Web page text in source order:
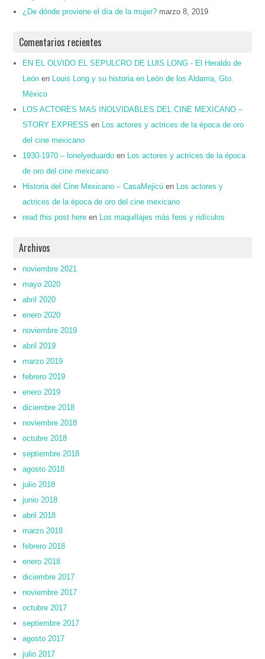
¿De dónde proviene el día de la mujer? marzo 8, 2019
Comentarios recientes
EN EL OLVIDO EL SEPULCRO DE LUIS LONG - El Heraldo de
León en
Louis Long y su historia en León de los Aldama, Gto.
México
LOS ACTORES MAS INOLVIDABLES DEL CINE MEXICANO –
STORY EXPRESS en
Los actores y actrices de la época de oro
del cine mexicano
1930-1970 – lonelyeduardo en
Los actores y actrices de la época
de oro del cine mexicano
Historia del Cine Mexicano – CasaMejicú en
Los actores y
actrices de la época de oro del cine mexicano
read this post here en Los maquillajes más feos y ridículos
Archivos
noviembre 2021
mayo 2020
abril 2020
enero 2020
noviembre 2019
abril 2019
marzo 2019
febrero 2019
enero 2019
diciembre 2018
noviembre 2018
octubre 2018
septiembre 2018
agosto 2018
julio 2018
junio 2018
abril 2018
marzo 2018
febrero 2018
enero 2018
diciembre 2017
noviembre 2017
octubre 2017
septiembre 2017
agosto 2017
julio 2017